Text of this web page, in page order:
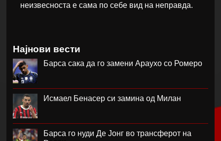
неизвесноста е сама по себе вид на неправда.
Најнови вести
Барса сака да го замени Араухо со Ромеро
Исмаел Бенасер си замина од Милан
Барса го нуди Де Јонг во трансферот на